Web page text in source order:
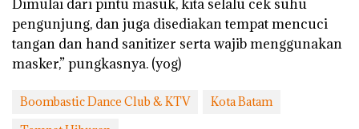
Dimulai dari pintu masuk, kita selalu cek suhu
pengunjung, dan juga disediakan tempat mencuci
tangan dan hand sanitizer serta wajib menggunakan
masker,” pungkasnya. (yog)
Boombastic Dance Club & KTV
Kota Batam